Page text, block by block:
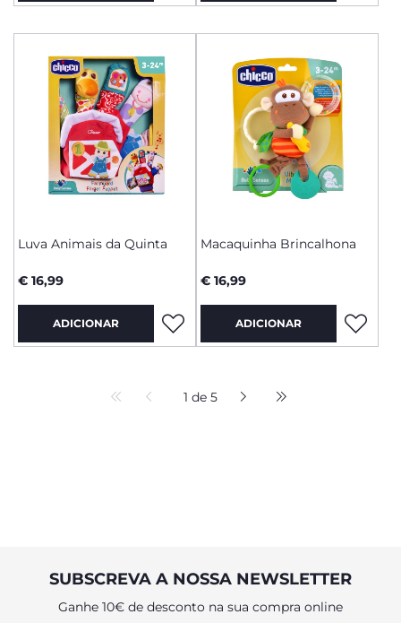
Luva Animais da Quinta
€ 16,99
ADICIONAR
Macaquinha Brincalhona
€ 16,99
ADICIONAR
1 de 5
SUBSCREVA A NOSSA NEWSLETTER
Ganhe 10€ de desconto na sua compra online